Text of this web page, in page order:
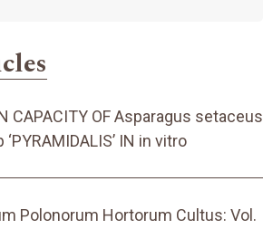
CAPACITY OF Asparagus setaceus
IN in vitro
Polonorum Hortorum Cultus: Vol.